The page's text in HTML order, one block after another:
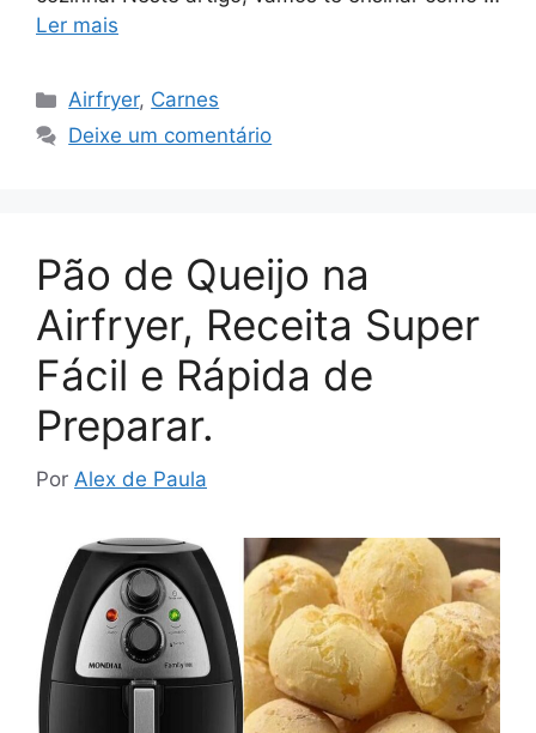
Ler mais
Categorias
Airfryer, Carnes
Deixe um comentário
Pão de Queijo na
Airfryer, Receita Super
Fácil e Rápida de
Preparar.
Por Alex de Paula